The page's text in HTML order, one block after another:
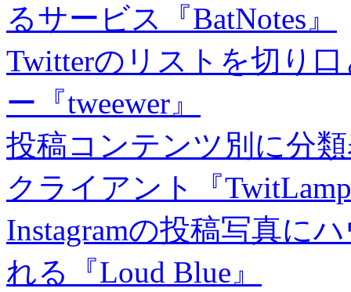
るサービス『BatNotes』
Twitterのリストを切り
ー『tweewer』
投稿コンテンツ別に分
クライアント『
Instagramの投稿写真に
れる『Loud Blue』